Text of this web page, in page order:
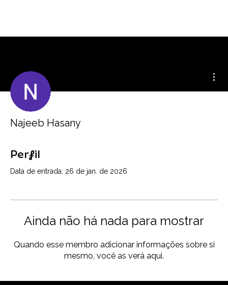
Najeeb Hasany
Perfil
Data de entrada: 26 de jan. de 2026
Ainda não há nada para mostrar
Quando esse membro adicionar informações sobre si
mesmo, você as verá aqui.